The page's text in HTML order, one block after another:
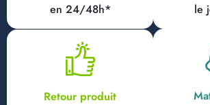
en 24/48h*
le
Retour produit